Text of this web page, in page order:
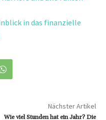
in das finanzielle
Nächster Artikel
Wie viel Stunden hat ein Jahr? Die